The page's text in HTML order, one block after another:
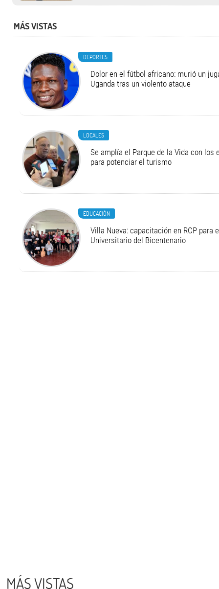
MÁS VISTAS
DEPORTES
Dolor en el fútbol africano: murió un
Uganda tras un violento ataque
LOCALES
Se amplía el Parque de la Vida con los
para potenciar el turismo
EDUCACIÓN
Villa Nueva: capacitación en RCP para
Universitario del Bicentenario
MÁS VISTAS